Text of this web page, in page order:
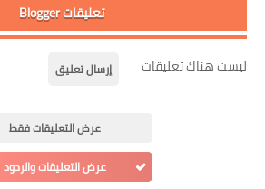
تعليقات Blogger
ليست هناك تعليقات إرسال تعليق
عرض التعليقات فقط
عرض التعليقات والردود